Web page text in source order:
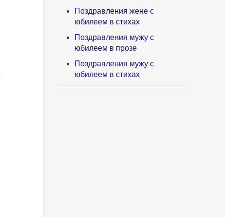
Поздравления жене с
юбилеем в стихах
Поздравления мужу с
юбилеем в прозе
Поздравления мужу с
юбилеем в стихах